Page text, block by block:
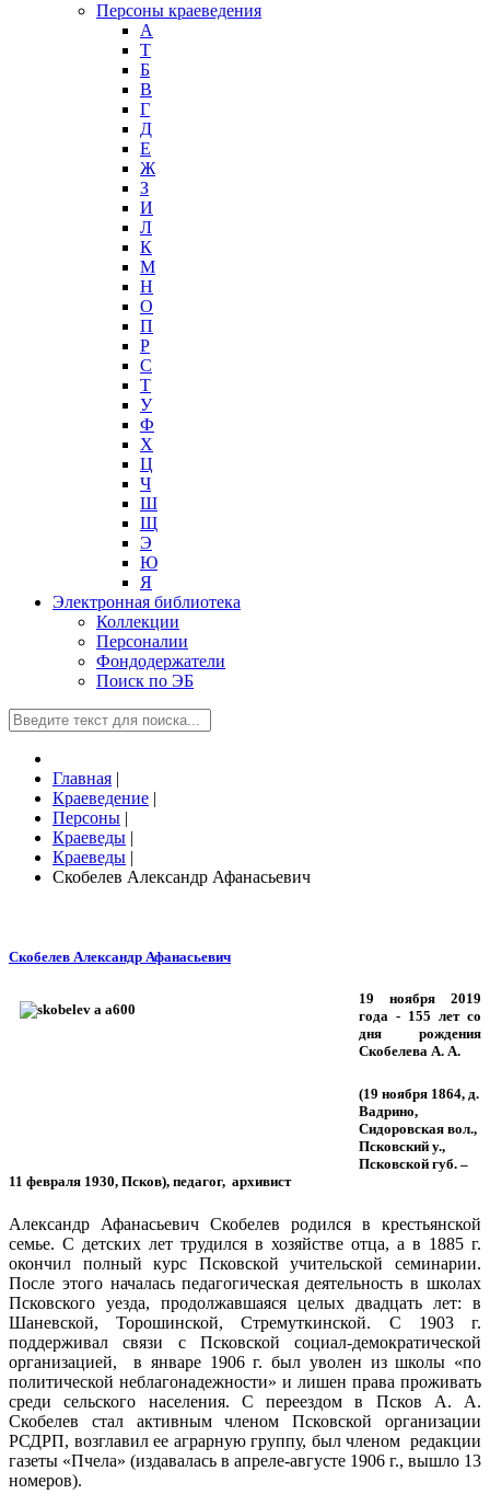
Персоны краеведения
А
T
Б
В
Г
Д
Е
Ж
З
И
Л
К
М
Н
О
П
Р
С
Т
У
Ф
Х
Ц
Ч
Ш
Щ
Э
Ю
Я
Электронная библиотека
Коллекции
Персоналии
Фондодержатели
Поиск по ЭБ
Главная |
Краеведение |
Персоны |
Краеведы |
Краеведы |
Скобелев Александр Афанасьевич
Скобелев Александр Афанасьевич
19 ноября 2019
года - 155 лет со
дня рождения
Скобелева А. А.
(19 ноября 1864, д.
Вадрино,
Сидоровская вол.,
Псковский у.,
Псковской губ. –
11 февраля 1930, Псков), педагог, архивист
Александр Афанасьевич Скобелев родился в крестьянской
семье. С детских лет трудился в хозяйстве отца, а в 1885 г.
окончил полный курс Псковской учительской семинарии.
После этого началась педагогическая деятельность в школах
Псковского уезда, продолжавшаяся целых двадцать лет: в
Шаневской, Торошинской, Стремуткинской. С 1903 г.
поддерживал связи с Псковской социал-демократической
организацией, в январе 1906 г. был уволен из школы «по
политической неблагонадежности» и лишен права проживать
среди сельского населения. С переездом в Псков А. А.
Скобелев стал активным членом Псковской организации
РСДРП, возглавил ее аграрную группу, был членом редакции
газеты «Пчела» (издавалась в апреле-августе 1906 г., вышло 13
номеров).